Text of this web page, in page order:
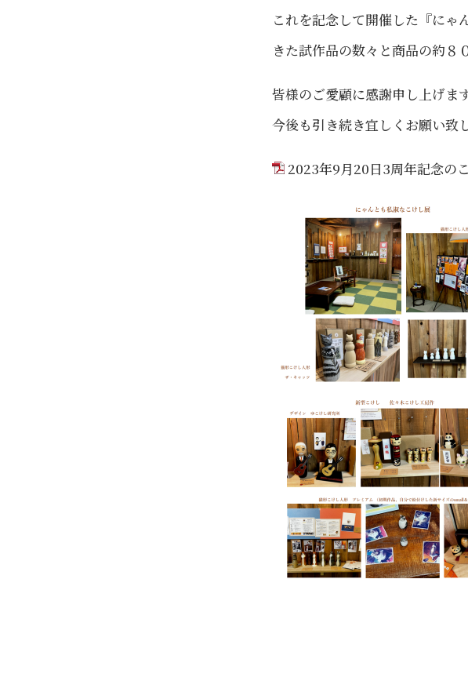
これを記念して開催した『にゃ
きた試作品の数々と商品の約８
皆様のご愛顧に感謝申し上げます
今後も引き続き宜しくお願い致
2023年9月20日3周年記念の